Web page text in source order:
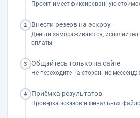
Проект имеет фиксированную
2 Внести резерв на эскроу
Деньги замораживаются,
оплаты
3 Общайтесь только на сайте
Не переходите на сторонние
4 Приёмка результатов
Проверка эскизов и финальных